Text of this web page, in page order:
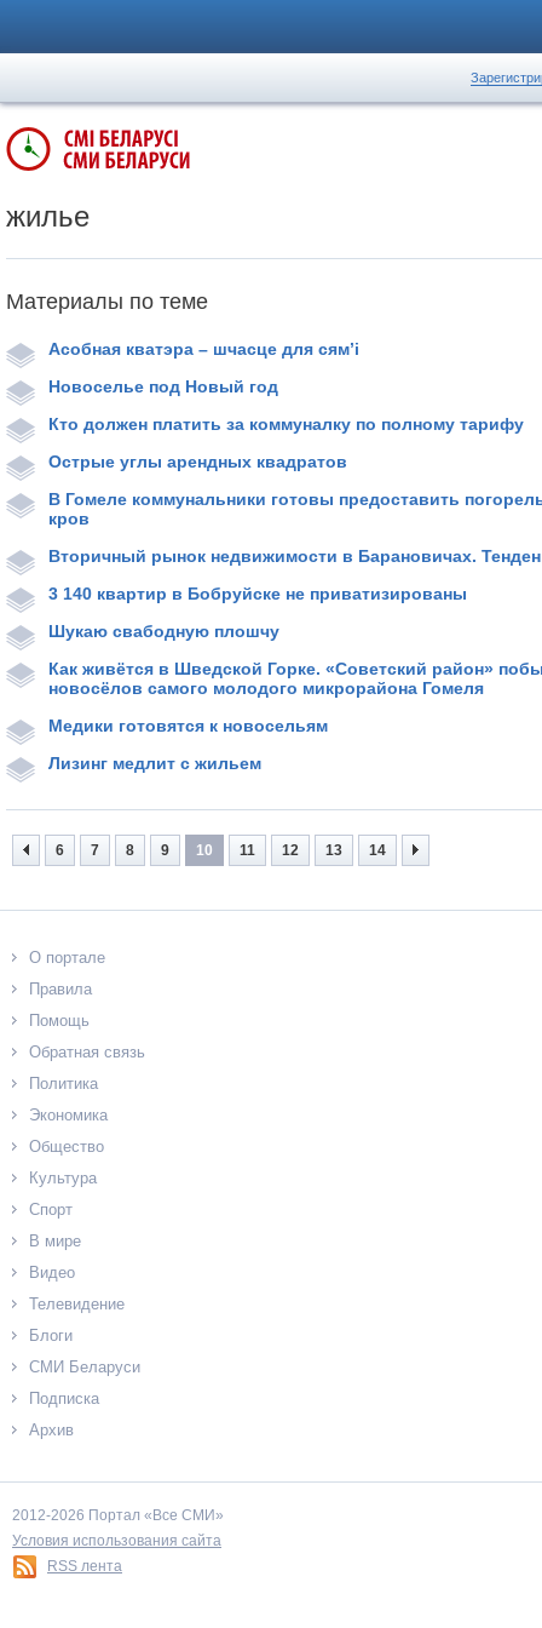
жилье
Материалы по теме
Асобная кватэра – шчасце для сям’і
Новоселье под Новый год
Кто должен платить за коммуналку по полному тарифу
Острые углы арендных квадратов
В Гомеле коммунальники готовы предоставить
кров
Вторичный рынок недвижимости в Барановичах.
3 140 квартир в Бобруйске не приватизированы
Шукаю свабодную плошчу
Как живётся в Шведской Горке. «Советский район»
новосёлов самого молодого микрорайона Гомеля
Медики готовятся к новосельям
Лизинг медлит с жильем
6 7 8 9 10 11 12 13 14
О портале
Правила
Помощь
Обратная связь
Политика
Экономика
Общество
Культура
Спорт
В мире
Видео
Телевидение
Блоги
СМИ Беларуси
Подписка
Архив
2012-2026 Портал «Все СМИ»
Условия использования сайта
RSS лента